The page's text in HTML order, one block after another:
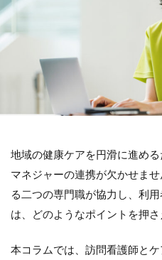
地域の健康ケアを円滑に進め
マネジャーの連携が欠かせま
る二つの専門職が協力し、利
は、どのようなポイントを押さ
本コラムでは、訪問看護師と